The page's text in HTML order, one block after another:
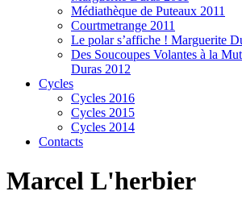
Médiathèque de Puteaux 2011
Courtmetrange 2011
Le polar s’affiche ! Marguerite
Des Soucoupes Volantes à la
Duras 2012
Cycles
Cycles 2016
Cycles 2015
Cycles 2014
Contacts
Marcel L'herbier